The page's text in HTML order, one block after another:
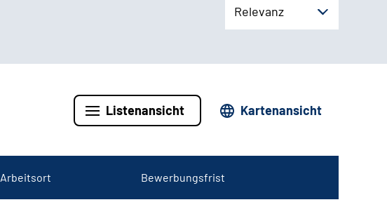
Relevanz
Listenansicht Kartenansicht
Arbeitsort Bewerbungsfrist